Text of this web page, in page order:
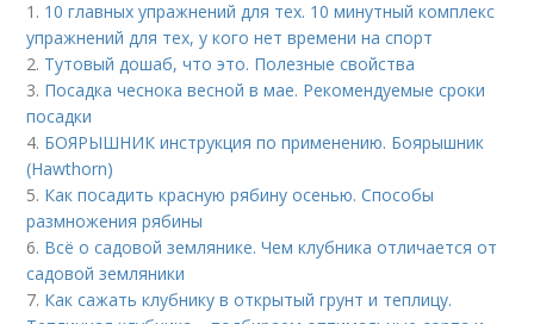
1. 10 главных упражнений для тех. 10 минутный комплекс
упражнений для тех, у кого нет времени на спорт
2. Тутовый дошаб, что это. Полезные свойства
3. Посадка чеснока весной в мае. Рекомендуемые сроки
посадки
4. БОЯРЫШНИК инструкция по применению. Боярышник
(Hawthorn)
5. Как посадить красную рябину осенью. Способы
размножения рябины
6. Всё о садовой землянике. Чем клубника отличается от
садовой земляники
7. Как сажать клубнику в открытый грунт и теплицу.